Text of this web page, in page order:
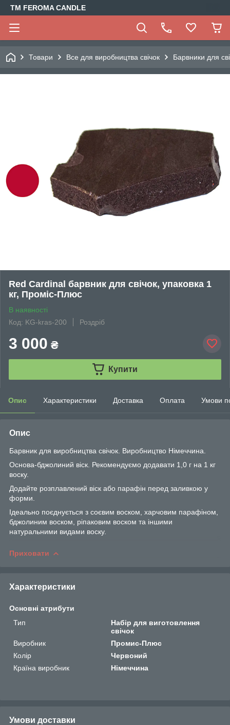
TM FEROMA CANDLE
Товари Все для виробництва свічок Барвники для
Red Cardinal барвник для свічок, упаковка 1
кг, Проміс-Плюс
В наявності
Код: KG-kras-200
Роздріб
3 000 ₴
Купити
Опис Характеристики Доставка Оплата Умови
Опис
Барвник для виробництва свічок. Виробництво Німеччина.
Основа-бджолиний віск. Рекомендуємо додавати 1,0 г на 1 кг
воску.
Додайте розплавлений віск або парафін перед заливкою у
форми.
Ідеально поєднується з соєвим воском, харчовим парафіном,
бджолиним воском, ріпаковим воском та іншими
натуральними видами воску.
Приховати
Характеристики
Основні атрибути
Тип
Набір для виготовлення
свічок
Виробник
Промис-Плюс
Колір
Червоний
Країна виробник
Німеччина
Умови доставки